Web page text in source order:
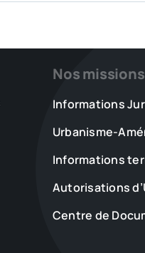
Nos missions
Informations
Urbanisme-
Informations
Autorisations
Centre de